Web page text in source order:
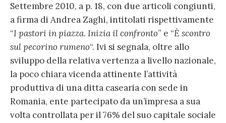
Settembre 2010, a p. 18, con due articoli congiunti,
a firma di Andrea Zaghi, intitolati rispettivamente
“I pastori in piazza. Inizia il confronto” e “È scontro
sul pecorino rumeno“. Ivi si segnala, oltre allo
sviluppo della relativa vertenza a livello nazionale,
la poco chiara vicenda attinente l’attività
produttiva di una ditta casearia con sede in
Romania, ente partecipato da un’impresa a sua
volta controllata per il 76% del suo capitale sociale